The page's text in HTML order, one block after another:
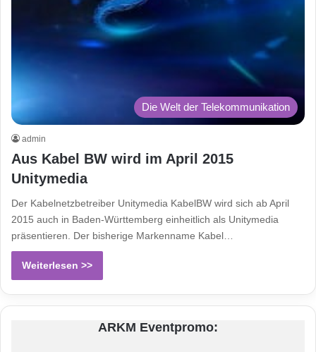
Die Welt der Telekommunikation
admin
Aus Kabel BW wird im April 2015
Unitymedia
Der Kabelnetzbetreiber Unitymedia KabelBW wird sich ab April
2015 auch in Baden-Württemberg einheitlich als Unitymedia
präsentieren. Der bisherige Markenname Kabel…
Weiterlesen >>
ARKM Eventpromo: